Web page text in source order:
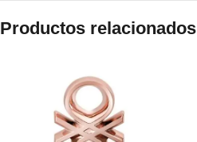
Productos relacionados